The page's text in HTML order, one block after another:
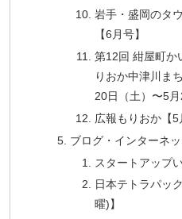
岩手・盛岡のタ
【6月号】
第12回 紺屋町
りおか中津川ま
20日（土）〜5月
広報もりおか【5
ブログ・インターネ
スタートアップ
日本テトラパッ
曜)】